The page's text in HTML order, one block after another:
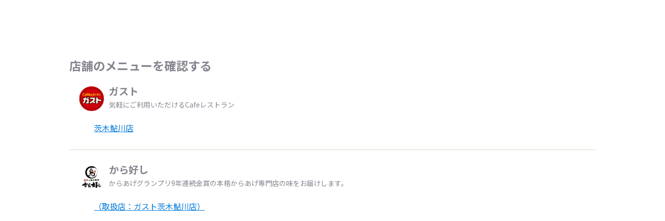
店舗のメニューを確認する
ガスト
気軽にご利用いただけるCafeレストラン
茨木鮎川店
から好し
からあげグランプリ9年連続金賞の本格からあげ専門店の味をお届けします。
（取扱店：ガスト茨木鮎川店）